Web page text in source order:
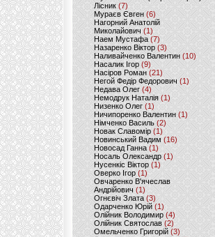
Лісник (7)
Мураєв Євген(6)
Нагорний Анатолій
Миколайович (1)
Наем Мустафа (7)
Назаренко Віктор (3)
Наливайченко Валентин (10)
Насалик Ігор(9)
Насіров Роман (21)
Негой Федір Федорович(1)
Недава Олег(4)
Немодрук Наталія(1)
Низенко Олег (1)
Ничипоренко Валентин (1)
Німченко Василь (2)
Новак Славомір (1)
Новинський Вадим (16)
Новосад Ганна (1)
Носаль Олександр (1)
Нусенкіс Віктор (1)
Оверко Ігор (1)
Овчаренко В'ячеслав
Андрійович(1)
Огнєвіч Злата (3)
Одарченко Юрій(1)
Олійник Володимир (4)
Олійник Святослав (2)
Омельченко Григорій (3)